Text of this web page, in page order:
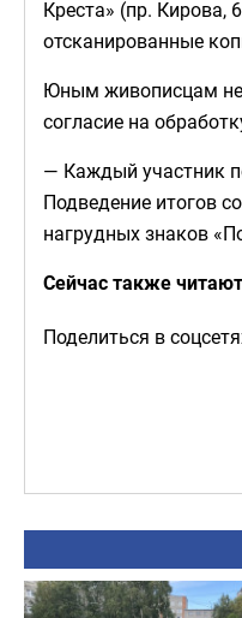
Креста» (пр. Кирова,
отсканированные
Юным живописцам
согласие на
— Каждый участник
Подведение итогов
нагрудных знаков
Сейчас также
Поделиться в